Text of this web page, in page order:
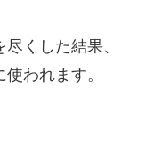
くした結果、
われます。